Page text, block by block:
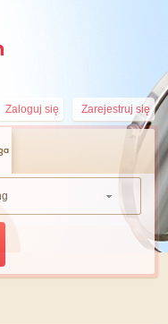
Zarejestruj się
Zaloguj się